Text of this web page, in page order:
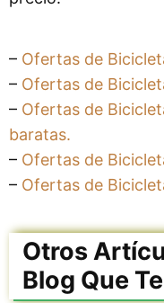
– Ofertas de
– Ofertas de
– Ofertas de
baratas.
– Ofertas de
– Ofertas de
Otros
Blog Que